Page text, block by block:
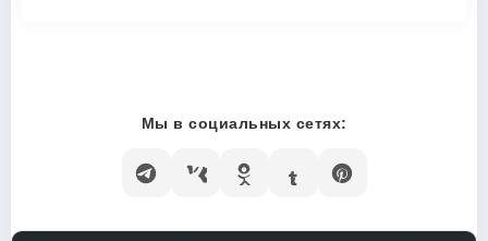
Мы в социальных сетях: